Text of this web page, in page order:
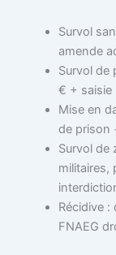
Survol
amende
Survol de
€ + saisie
Mise en
de prison
Survol de
militaires,
Récidive
FNAEG